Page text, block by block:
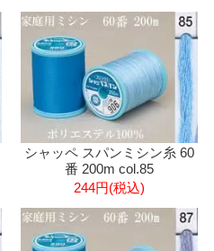
シャッペ スパンミシン糸 60
番 200m col.85
244円(税込)